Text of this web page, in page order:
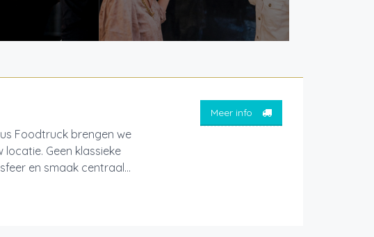
Foodtruck brengen we
Geen klassieke
en smaak centraal...
Meer info